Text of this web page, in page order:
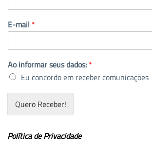
E-mail *
Ao informar seus dados: *
Eu concordo em receber comunicações
Quero Receber!
Política de Privacidade